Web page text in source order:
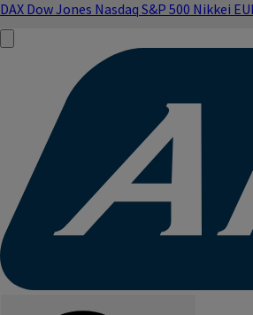
DAX Dow Jones Nasdaq S&P 500 Nikkei